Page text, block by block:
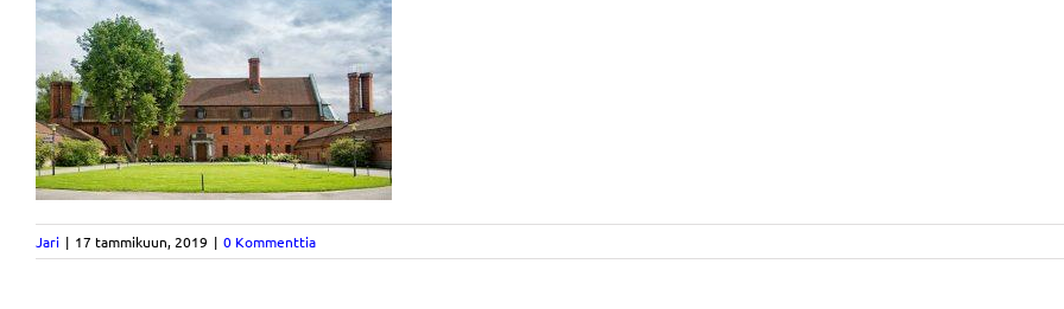
Jari | 17 tammikuun, 2019 | 0 Kommenttia